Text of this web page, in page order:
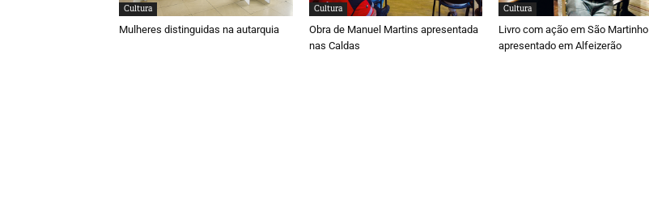
Cultura
Mulheres distinguidas na autarquia
Cultura
Obra de Manuel Martins apresentada
nas Caldas
Cultura
Livro com ação em São Martinho
apresentado em Alfeizerão